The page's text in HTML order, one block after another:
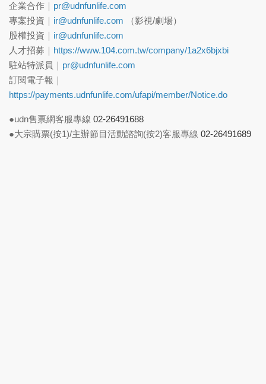
企業合作｜ pr@udnfunlife.com
專案投資｜ ir@udnfunlife.com （影視/劇場）
股權投資｜ ir@udnfunlife.com
人才招募｜
https://www.104.com.tw/company/1a2x6bjxbi
駐站特派員｜ pr@udnfunlife.com
訂閱電子報｜
https://payments.udnfunlife.com/ufapi/member/Notice.do
●udn售票網客服專線 02-26491688
●大宗購票(按1)/主辦節目活動諮詢(按2)客服專線 02-26491689